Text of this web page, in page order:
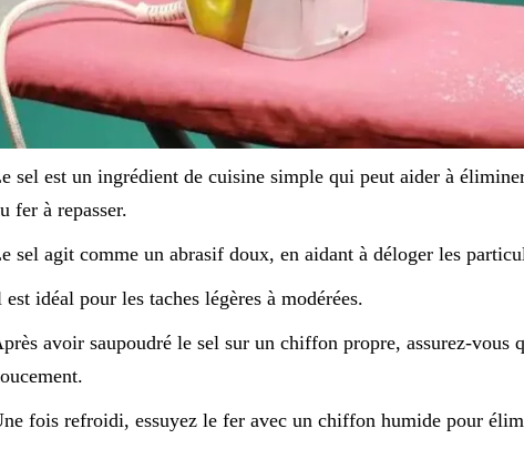
sel est un ingrédient de cuisine simple qui peut aider à
fer à repasser.
sel agit comme un abrasif doux, en aidant à déloger les
est idéal pour les taches légères à modérées.
avoir saupoudré le sel sur un chiffon propre, assurez-vous
fois refroidi, essuyez le fer avec un chiffon humide pour